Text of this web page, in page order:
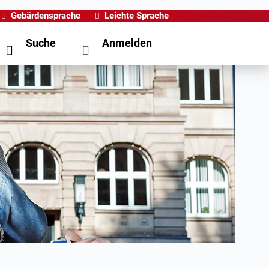
Gebärdensprache Leichte Sprache
Suche Anmelden